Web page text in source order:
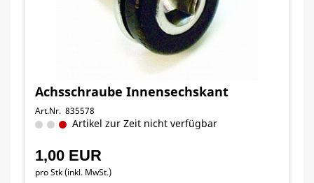
Achsschraube Innensechskant
Art.Nr. 835578
Artikel zur Zeit nicht verfügbar
1,00 EUR
pro Stk (inkl. MwSt.)